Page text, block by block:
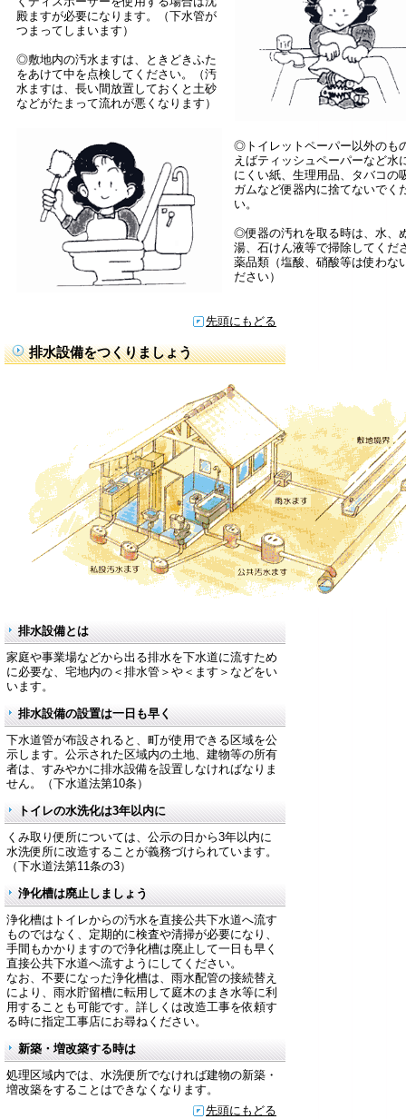
殿ますが必要になります。（下水管が
つまってしまいます）
◎敷地内の汚水ますは、ときどきふた
をあけて中を点検してください。（汚
水ますは、長い間放置しておくと土砂
などがたまって流れが悪くなります）
◎トイレットペーパー以外のも
えばティッシュペーパーなど水
にくい紙、生理用品、タバコの
ガムなど便器内に捨てないでく
い。
◎便器の汚れを取る時は、水、
湯、石けん液等で掃除してくだ
薬品類（塩酸、硝酸等は使わな
ださい）
先頭にもどる
排水設備をつくりましょう
排水設備とは
家庭や事業場などから出る排水を下水道に流すため
に必要な、宅地内の＜排水管＞や＜ます＞などをい
います。
排水設備の設置は一日も早く
下水道管が布設されると、町が使用できる区域を公
示します。公示された区域内の土地、建物等の所有
者は、すみやかに排水設備を設置しなければなりま
せん。（下水道法第10条）
トイレの水洗化は3年以内に
くみ取り便所については、公示の日から3年以内に
水洗便所に改造することが義務づけられています。
（下水道法第11条の3）
浄化槽は廃止しましょう
浄化槽はトイレからの汚水を直接公共下水道へ流す
ものではなく、定期的に検査や清掃が必要になり、
手間もかかりますので浄化槽は廃止して一日も早く
直接公共下水道へ流すようにしてください。
なお、不要になった浄化槽は、雨水配管の接続替え
により、雨水貯留槽に転用して庭木のまき水等に利
用することも可能です。詳しくは改造工事を依頼す
る時に指定工事店にお尋ねください。
新築・増改築する時は
処理区域内では、水洗便所でなければ建物の新築・
増改築をすることはできなくなります。
先頭にもどる